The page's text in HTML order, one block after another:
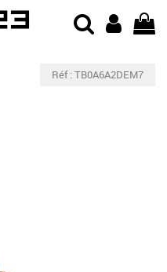
Réf : TB0A6A2DEM7